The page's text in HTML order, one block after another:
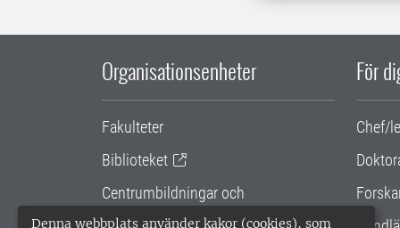
Denna webbplats använder kakor (cookies), som
Organisationsenheter
Fakulteter
Biblioteket
Centrumbildningar och
samarbetsprojekt
För
Chef/